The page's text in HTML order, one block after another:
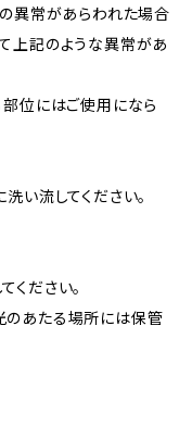
異常があらわれた場合
上記のような異常があ
位にはご使用になら
い流してください。
ださい。
あたる場所には保管